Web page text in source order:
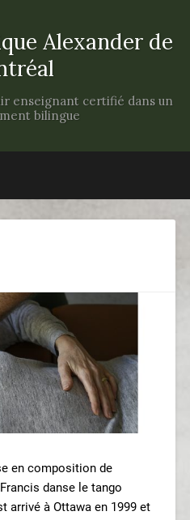
Alexander de
enseignant certifié dans un
bilingue
en composition de
danse le tango
arrivé à Ottawa en 1999 et